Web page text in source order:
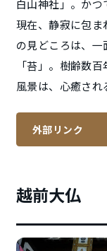
白山神社」。かつ
現在、静寂に包ま
の見どころは、
「苔」。樹齢数
風景は、心癒され
外部リンク
越前大仏